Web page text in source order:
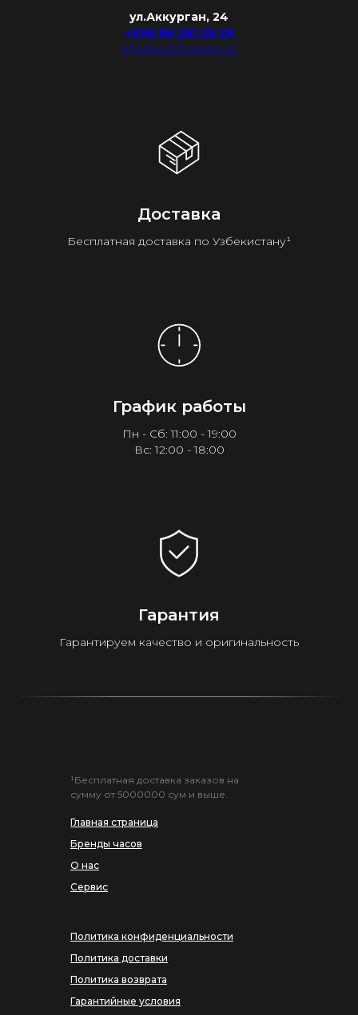
ул.Аккурган, 24
+998 88 281 28 28
info@watchdealer.uz
Доставка
Бесплатная доставка по Узбекистану¹
График работы
Пн - Сб: 11:00 - 19:00
Вс: 12:00 - 18:00
Гарантия
Гарантируем качество и оригинальность
Главная страница
Бренды часов
О нас
Сервис
¹Бесплатная доставка заказов на
сумму от 5000000 сум и выше.
Политика конфиденциальности
Политика доставки
Политика возврата
Гарантийные условия